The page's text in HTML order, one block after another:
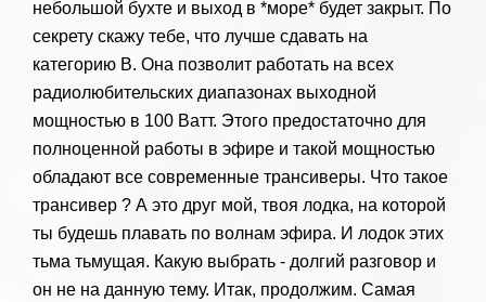
небольшой бухте и выход в *море* будет закрыт. По
секрету скажу тебе, что лучше сдавать на
категорию B. Она позволит работать на всех
радиолюбительских диапазонах выходной
мощностью в 100 Ватт. Этого предостаточно для
полноценной работы в эфире и такой мощностью
обладают все современные трансиверы. Что такое
трансивер ? А это друг мой, твоя лодка, на которой
ты будешь плавать по волнам эфира. И лодок этих
тьма тьмущая. Какую выбрать - долгий разговор и
он не на данную тему. Итак, продолжим. Самая